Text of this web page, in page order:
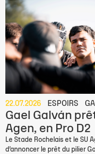
22.07.2026 ESPOIRS
Gael Galván
Agen, en Pro D2
Le Stade Rochelais et le SU
d’annoncer le prêt du pilier